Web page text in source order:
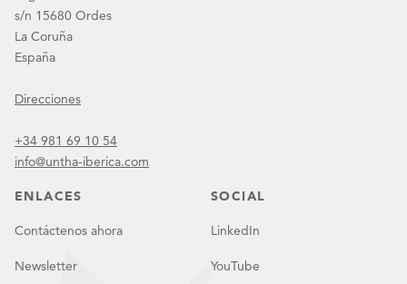
s/n 15680 Ordes
La Coruña
España
Direcciones
+34 981 69 10 54
info@untha-iberica.com
ENLACES
Contáctenos ahora
Newsletter
SOCIAL
LinkedIn
YouTube